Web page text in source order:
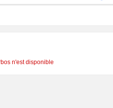
n'est disponible